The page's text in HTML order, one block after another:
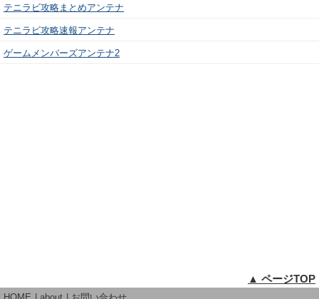
テニラビ攻略まとめアンテナ
テニラビ攻略速報アンテナ
ゲームメンバーズアンテナ2
▲ ページTOP